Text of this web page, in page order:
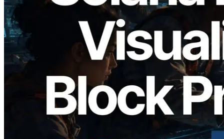
Validators Solutions Meluncurkan Solana
Block Analyzer — Memvisualisasikan
Waktu Produksi Blok per Slot dan
Validator yang Ditugaskan